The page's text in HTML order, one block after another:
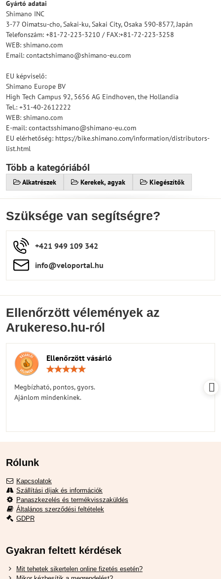
Gyártó adatai
Shimano INC
3-77 Oimatsu-cho, Sakai-ku, Sakai City, Osaka 590-8577, Japán
Telefonszám: +81-72-223-3210 / FAX:+81-72-223-3258
WEB: shimano.com
Email: contactshimano@shimano-eu.com
EU képviselő:
Shimano Europe BV
High Tech Campus 92, 5656 AG Eindhoven, the Hollandia
Tel.: +31-40-2612222
WEB: shimano.com
E-mail: contactsshimano@shimano-eu.com
EU elérhetőség: https://bike.shimano.com/information/distributors-
list.html
Több a kategóriából
Alkatrészek Kerekek, agyak Kiegészítők
Szüksége van segítségre?
+421 949 109 342
info​​@veloportal​.hu
Ellenőrzött vélemények az
Arukereso.hu-ról
Ellenőrzött vásárló
Megbízható, pontos, gyors.
Ajánlom mindenkinek.
Rólunk
Kapcsolatok
Szállítási díjak és információk
Panaszkezelés és termékvisszaküldés
Általános szerződési feltételek
GDPR
Gyakran feltett kérdések
Mit tehetek sikertelen online fizetés esetén?